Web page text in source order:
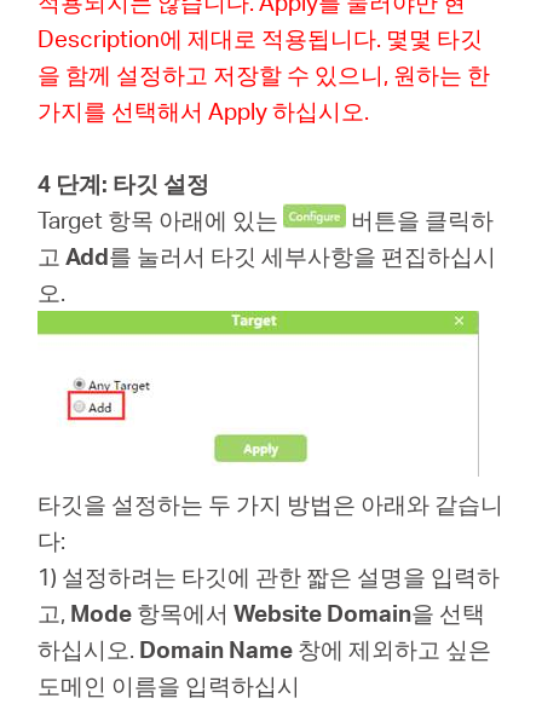
Description에 제대로 적용됩니다. 몇몇 타깃
을 함께 설정하고 저장할 수 있으니, 원하는 한
가지를 선택해서 Apply 하십시오.
4 단계: 타깃 설정
Target 항목 아래에 있는
버튼을 클릭하
고Add를 눌러서 타깃 세부사항을 편집하십시
오.
타깃을 설정하는 두 가지 방법은 아래와 같습니
다:
1) 설정하려는 타깃에 관한 짧은 설명을 입력하
고, Mode 항목에서Website Domain을 선택
하십시오. Domain Name 창에 제외하고 싶은
도메인 이름을 입력하십시